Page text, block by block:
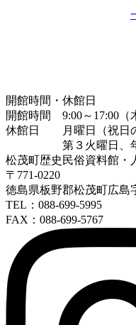
開館時間・休館日
開館時間 9:00～17:00（
休館日 月曜日（祝日の
第３火曜日、年末
松茂町歴史民俗資料館・
〒771-0220
徳島県板野郡松茂町広
TEL：088-699-5995
FAX：088-699-5767